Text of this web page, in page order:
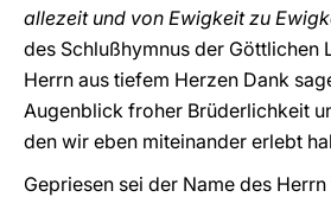
allezeit und von Ewigkeit zu
des Schlußhymnus der Göttlichen
Herrn aus tiefem Herzen Dank
Augenblick froher Brüderlichkeit
den wir eben miteinander erlebt
Gepriesen sei der Name des